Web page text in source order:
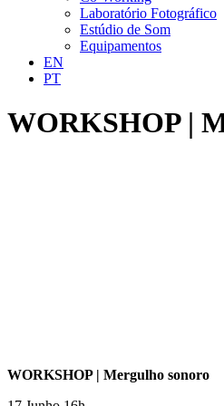
Laboratório Fotográfico
Estúdio de Som
Equipamentos
EN
PT
WORKSHOP |
WORKSHOP | Mergulho sonoro